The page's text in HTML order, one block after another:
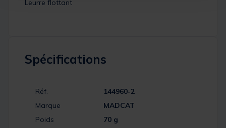
Leurre flottant
Spécifications
Réf.
144960-2
Marque
MADCAT
Poids
70 g